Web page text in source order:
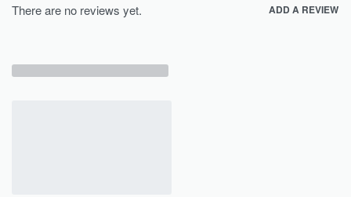
There are no reviews yet. ADD A REVIEW